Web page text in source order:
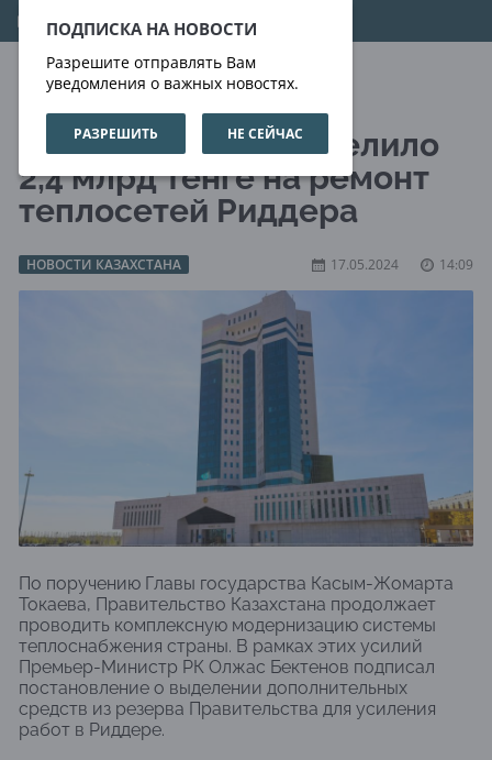
ПОДПИСКА НА НОВОСТИ
Разрешите отправлять Вам
уведомления о важных новостях.
РАЗРЕШИТЬ НЕ СЕЙЧАС
07.08.2026 09:03:12
Правительство выделило
2,4 млрд тенге на ремонт
теплосетей Риддера
НОВОСТИ КАЗАХСТАНА 17.05.2024 14:09
По поручению Главы государства Касым-Жомарта
Токаева, Правительство Казахстана продолжает
проводить комплексную модернизацию системы
теплоснабжения страны. В рамках этих усилий
Премьер-Министр РК Олжас Бектенов подписал
постановление о выделении дополнительных
средств из резерва Правительства для усиления
работ в Риддере.